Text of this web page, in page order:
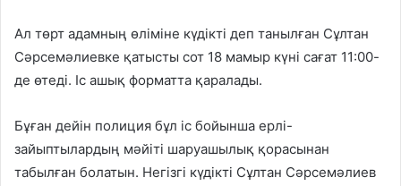
Ал төрт адамның өліміне күдікті деп танылған Сұлтан
Сәрсемәлиевке қатысты сот 18 мамыр күні сағат 11:00-
де өтеді. Іс ашық форматта қаралады.
Бұған дейін полиция бұл іс бойынша ерлі-
зайыптылардың мәйіті шаруашылық қорасынан
табылған болатын. Негізгі күдікті Сұлтан Сәрсемәлиев